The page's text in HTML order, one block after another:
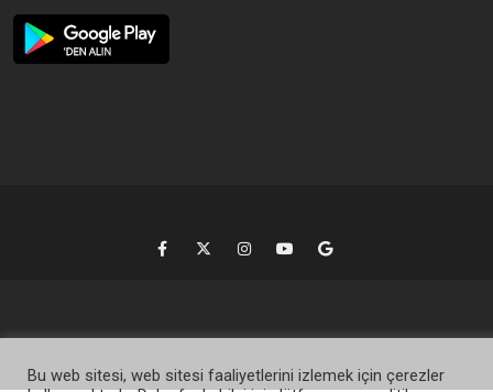
Bu web sitesi, web sitesi faaliyetlerini izlemek için çerezler